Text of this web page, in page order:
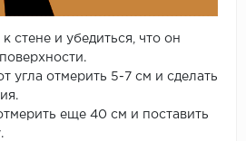
стене и убедиться, что он
угла отмерить 5-7 см и сделать
еще 40 см и поставить